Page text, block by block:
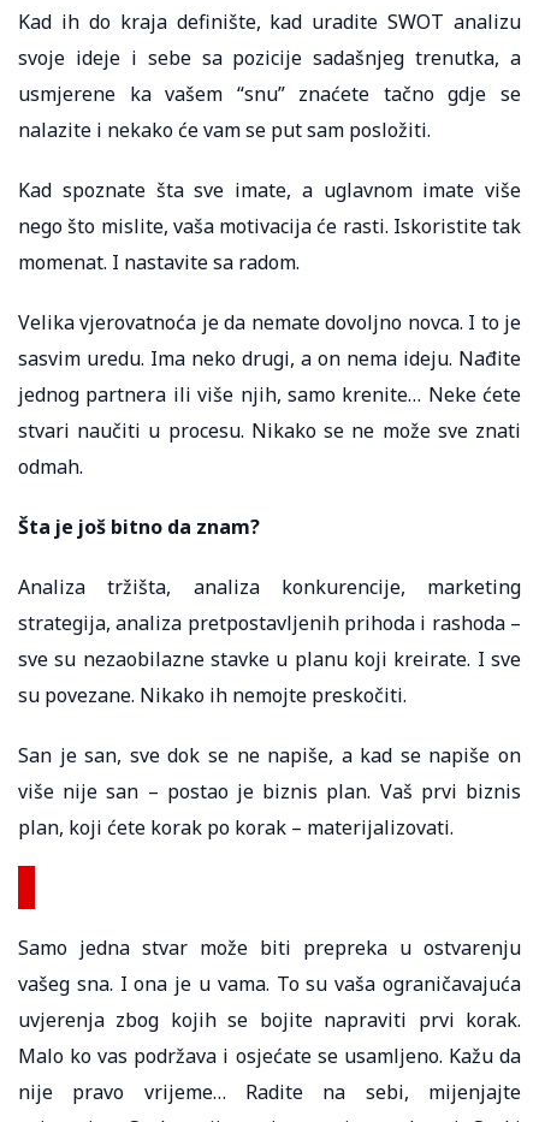
Kad ih do kraja definište, kad uradite SWOT analizu
svoje ideje i sebe sa pozicije sadašnjeg trenutka, a
usmjerene ka vašem “snu” znaćete tačno gdje se
nalazite i nekako će vam se put sam posložiti.
Kad spoznate šta sve imate, a uglavnom imate više
nego što mislite, vaša motivacija će rasti. Iskoristite tak
momenat. I nastavite sa radom.
Velika vjerovatnoća je da nemate dovoljno novca. I to je
sasvim uredu. Ima neko drugi, a on nema ideju. Nađite
jednog partnera ili više njih, samo krenite… Neke ćete
stvari naučiti u procesu. Nikako se ne može sve znati
odmah.
Šta je još bitno da znam?
Analiza tržišta, analiza konkurencije, marketing
strategija, analiza pretpostavljenih prihoda i rashoda –
sve su nezaobilazne stavke u planu koji kreirate. I sve
su povezane. Nikako ih nemojte preskočiti.
San je san, sve dok se ne napiše, a kad se napiše on
više nije san – postao je biznis plan. Vaš prvi biznis
plan, koji ćete korak po korak – materijalizovati.
Samo jedna stvar može biti prepreka u ostvarenju
vašeg sna. I ona je u vama. To su vaša ograničavajuća
uvjerenja zbog kojih se bojite napraviti prvi korak.
Malo ko vas podržava i osjećate se usamljeno. Kažu da
nije pravo vrijeme… Radite na sebi, mijenjajte